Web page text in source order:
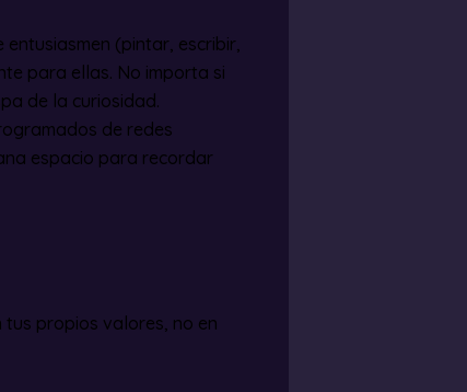
(pintar, escribir,
para ellas. No importa si
de la curiosidad.
de redes
espacio para recordar
propios valores, no en